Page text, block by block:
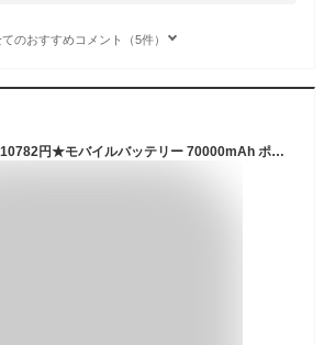
のおすすめコメント（5件）
★マラソン10%OFF→10782円★モバイルバッテリー 70000mAh ポータブル電源 大容量 ソーラー充電 ソーラーモバイルバッテリー ソーラーポータブル電源 ライト付き 35W出力 ポタ電 家庭用 コンパクト 防災 アウトドア 車中泊 省エネ 軽量 持ち運び便利 PSE認証済